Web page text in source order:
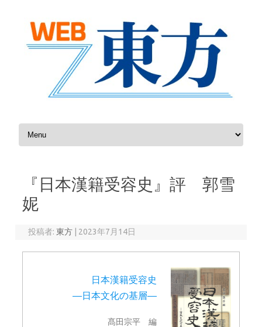
コンテンツへスキップ
『日本漢籍受容史』評 郭雪
妮
投稿者:東方 | 2023年7月14日
日本漢籍受容史
―日本文化の基層―
髙田宗平 編